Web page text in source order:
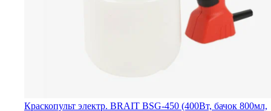
Краскопульт электр. BRAIT BSG-450 (400Вт, бачок 800мл,